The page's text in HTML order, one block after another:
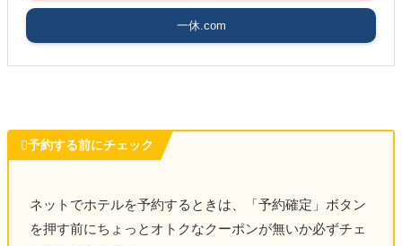
🛏️スマイルホテル新大阪
DAY４
アを散策
梅田「ぎふや」再訪。そして乾杯。
一休.com
予約する前にチェック
ネットでホテルを予約するときは、「予約確定」ボタン
を押す前にちょっとオトクなクーポンが無いか必ずチェ